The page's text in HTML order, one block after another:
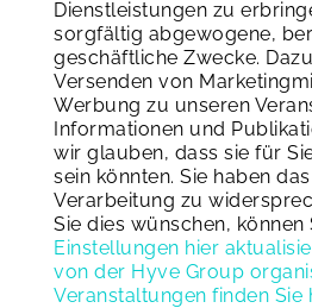
Dienstleistungen zu
sorgfältig abgewogene,
geschäftliche Zwecke.
Versenden von
Werbung zu unseren
Informationen und
wir glauben, dass sie für
sein könnten. Sie haben
Verarbeitung zu
Sie dies wünschen, können
Einstellungen hier
von der Hyve Group
Veranstaltungen finden Sie